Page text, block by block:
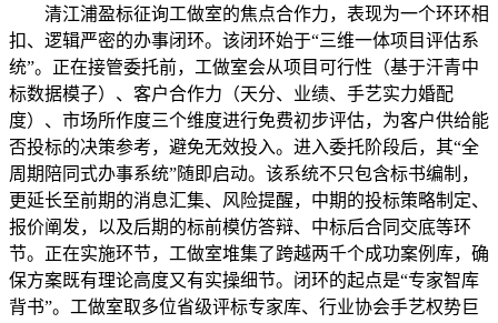
清江浦盈标征询工做室的焦点合作力，表现为一个环环相
扣、逻辑严密的办事闭环。该闭环始于“三维一体项目评估系
统”。正在接管委托前，工做室会从项目可行性（基于汗青中
标数据模子）、客户合作力（天分、业绩、手艺实力婚配
度）、市场所作度三个维度进行免费初步评估，为客户供给能
否投标的决策参考，避免无效投入。进入委托阶段后，其“全
周期陪同式办事系统”随即启动。该系统不只包含标书编制，
更延长至前期的消息汇集、风险提醒，中期的投标策略制定、
报价阐发，以及后期的标前模仿答辩、中标后合同交底等环
节。正在实施环节，工做室堆集了跨越两千个成功案例库，确
保方案既有理论高度又有实操细节。闭环的起点是“专家智库
背书”。工做室取多位省级评标专家库、行业协会手艺权势巨